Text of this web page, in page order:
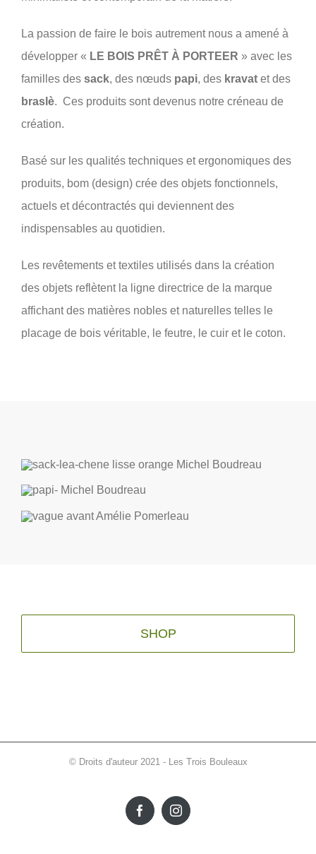
La passion de faire le bois autrement nous a amené à
développer « LE BOIS PRÊT À PORTEER » avec les
familles des sack, des nœudspapi, des kravatet des
braslè. Ces produits sont devenus notre créneau de
création.
Basé sur les qualités techniques et ergonomiques des
produits, bom (design) crée des objets fonctionnels,
actuels et décontractés qui deviennent des
indispensables au quotidien.
Les revêtements et textiles utilisés dans la création
des objets reflètent la ligne directrice de la marque
affichant des matières nobles et naturelles telles le
placage de bois véritable, le feutre, le cuir et le coton.
SHOP
© Droits d'auteur 2021 - Les Trois Bouleaux
FacebookInstagram